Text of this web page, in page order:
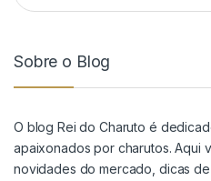
Sobre o Blog
O blog Rei do Charuto é
apaixonados por charutos. Aqui
novidades do mercado, dicas